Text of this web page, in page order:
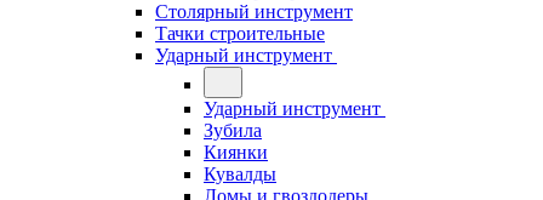
Столярный инструмент
Тачки строительные
Ударный инструмент
Ударный инструмент
Зубила
Киянки
Кувалды
Ломы и гвоздодеры